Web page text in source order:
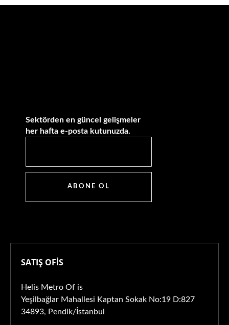
Sektörden en güncel gelişmeler
her hafta e-posta kutunuzda.
ABONE OL
SATIŞ OFİS
Helis Metro Of is
Yeşilbağlar Mahallesi Kaptan Sokak No:19 D:827
34893, Pendik/İstanbul